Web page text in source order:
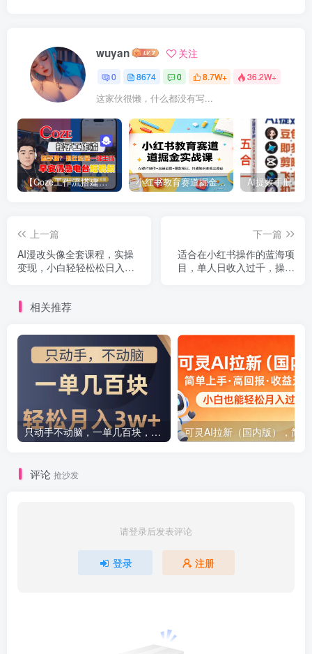
wuyan 关注
0 8674 0 8.7W+ 36.2W+
这家伙很懒，什么都没有写...
【Coze工作流搭建实操教程】【coze】早安情感电台日签视频还在手动做？用扣子工作流自动生成，省时90% 小红书教育赛道掘金实战课：AI课件制作+店铺运营+爆款笔记，打通知识变现全路径
上一篇
AI漫改头像全套课程，实操
变现，小白轻轻松松日入
下一篇
适合在小红书操作的蓝海项
目，单人日收入过千，操作
相关推荐
只动手不动脑，一单几百块，轻松月入2w+，看完就能直接操作，详细教程
评论 抢沙发
请登录后发表评论
登录 注册